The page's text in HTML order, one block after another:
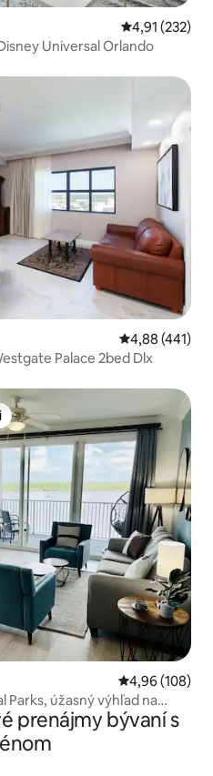
Priemerné
4,91 (232)
Universal Orlando
Priemerné
4,88 (441)
Palace 2bed Dlx
Priemerné
4,96 (108)
Parks, úžasný výhľad na
prenájmy bývaní s